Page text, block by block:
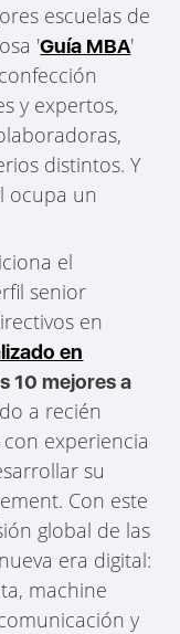
escuelas de
'Guía MBA'
y expertos,
distintos. Y
ocupa un
el
senior
en
en
10 mejores a
a recién
experiencia
su
Con este
global de las
era digital:
machine
y